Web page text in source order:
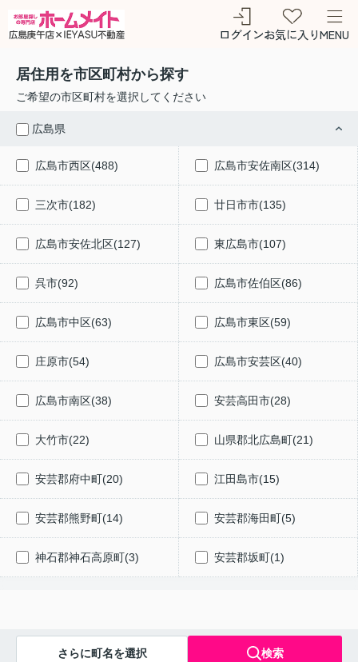
ログインお気に入りMENU
居住用を市区町村から探す
ご希望の市区町村を選択してください
広島県
広島市西区(488) 広島市安佐南区(314)
三次市(182) 廿日市市(135)
広島市安佐北区(127) 東広島市(107)
呉市(92) 広島市佐伯区(86)
広島市中区(63) 広島市東区(59)
庄原市(54) 広島市安芸区(40)
広島市南区(38) 安芸高田市(28)
大竹市(22) 山県郡北広島町(21)
安芸郡府中町(20) 江田島市(15)
安芸郡熊野町(14) 安芸郡海田町(5)
神石郡神石高原町(3) 安芸郡坂町(1)
さらに町名を選択 検索